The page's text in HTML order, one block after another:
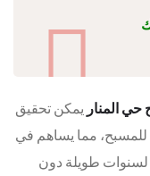
المنار يمكن تحقيق
للمسبح، مما يساهم في
لسنوات طويلة دون